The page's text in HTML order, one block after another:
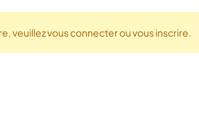
veuillez vous connecter ou vous inscrire.